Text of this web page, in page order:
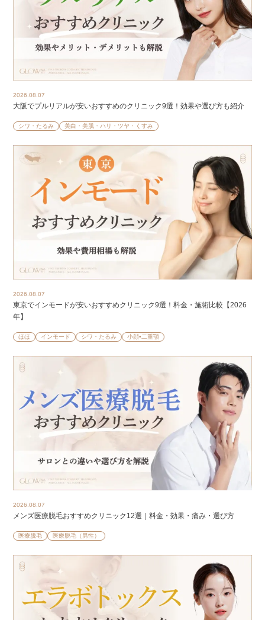
2026.08.07
大阪でプルリアルが安いおすすめのクリニック9選！効果や選び方も紹介
シワ・たるみ 美白・美肌・ハリ・ツヤ・くすみ
2026.08.07
東京でインモードが安いおすすめクリニック9選！料金・施術比較【2026
年】
ほほ インモード シワ・たるみ 小顔•二重顎
2026.08.07
メンズ医療脱毛おすすめクリニック12選｜料金・効果・痛み・選び方
医療脱毛 医療脱毛（男性）